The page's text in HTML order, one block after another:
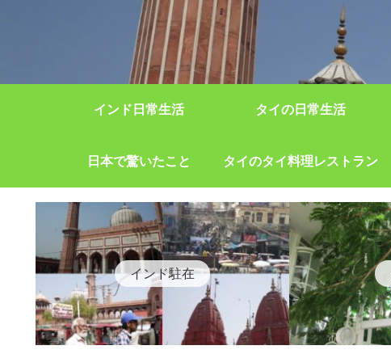
インド日常生活 タイの日常生活
日本で驚いたこと タイのタイ料理レストラン
インド駐在